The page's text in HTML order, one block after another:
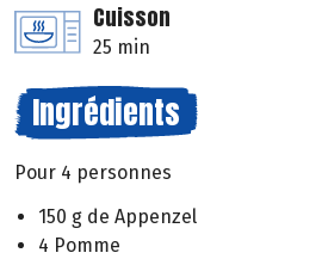
Cuisson
25 min
Ingrédients
Pour 4 personnes
150 g de Appenzel
4 Pomme